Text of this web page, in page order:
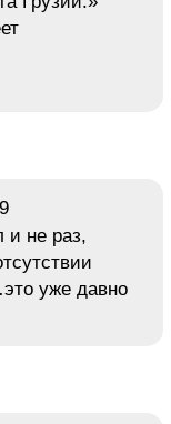
и не раз,
уже давно